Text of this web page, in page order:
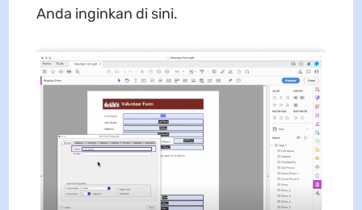
Anda inginkan di sini.